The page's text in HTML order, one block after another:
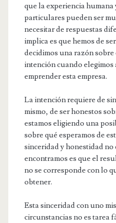
que la experiencia
particulares pueden ser
necesitar de respuestas
implica es que hemos de
decidimos una razón
intención cuando elegimos
emprender esta empresa.
La intención requiere de
mismo, de ser honestos
estamos eligiendo una
sobre qué esperamos de
sinceridad y honestidad no
encontramos es que el
no se corresponde con lo
obtener.
Esta sinceridad con uno
circunstancias no es tarea